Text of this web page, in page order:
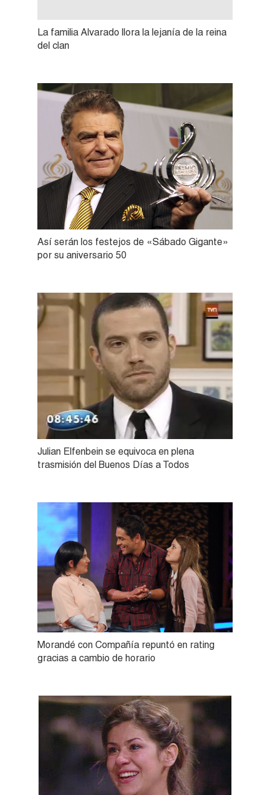
La familia Alvarado llora la lejanía de la reina
del clan
Así serán los festejos de «Sábado Gigante»
por su aniversario 50
Julian Elfenbein se equivoca en plena
trasmisión del Buenos Días a Todos
Morandé con Compañía repuntó en rating
gracias a cambio de horario